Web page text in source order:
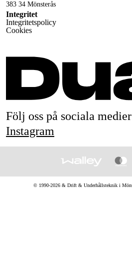
383 34 Mönsterås
Integritet
Integritetspolicy
Cookies
Följ oss på sociala
Instagram
© 1990-2026 & Drift & Underhållsteknik i